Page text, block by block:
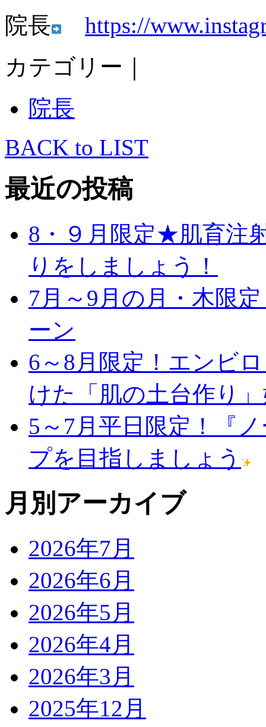
院長
https://
カテゴリー｜
院長
BACK to LIST
最近の投稿
8・９月限定★肌育注
りをしましょう！
7月～9月の月・木限
ーン
6～8月限定！エンビ
けた「肌の土台作り
5～7月平日限定！『
プを目指しましょう
月別アーカイブ
2026年7月
2026年6月
2026年5月
2026年4月
2026年3月
2025年12月